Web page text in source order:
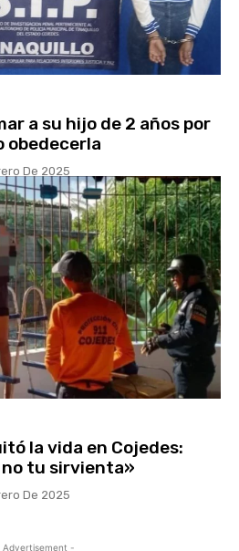
a su hijo de 2 años por
obedecerla
De 2025
la vida en Cojedes:
tu sirvienta»
De 2025
Advertisement -